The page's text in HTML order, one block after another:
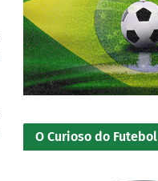
O Curioso do Futebol